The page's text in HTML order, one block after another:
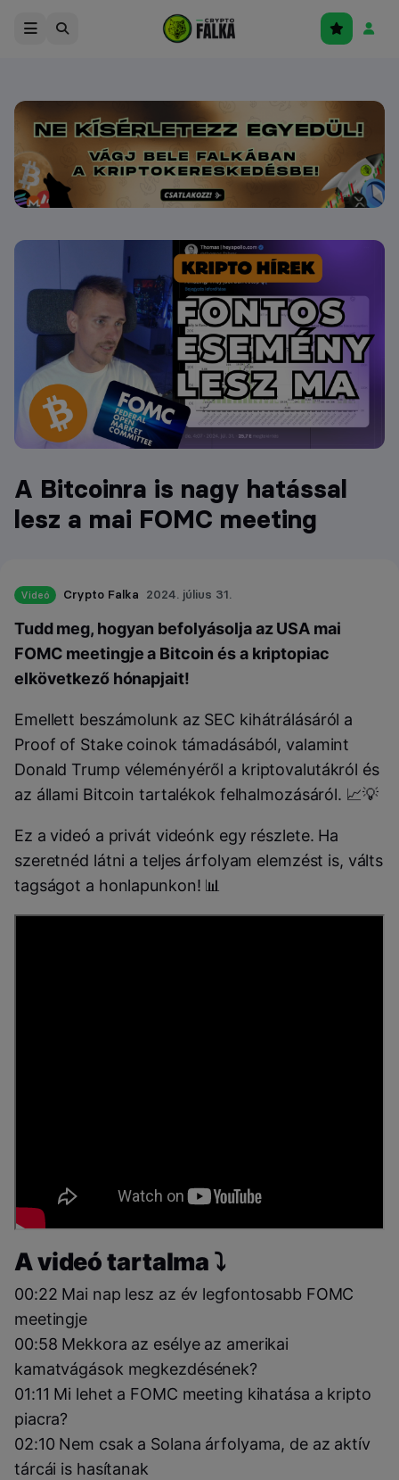
A Bitcoinra is nagy hatással
lesz a mai FOMC meeting
Videó Crypto Falka 2024. július 31.
Tudd meg, hogyan befolyásolja az USA mai
FOMC meetingje a Bitcoin és a kriptopiac
elkövetkező hónapjait!
Emellett beszámolunk az SEC kihátrálásáról a
Proof of Stake coinok támadásából, valamint
Donald Trump véleményéről a kriptovalutákról és
az állami Bitcoin tartalékok felhalmozásáról. 📈💡
Ez a videó a privát videónk egy részlete. Ha
szeretnéd látni a teljes árfolyam elemzést is, válts
tagságot a honlapunkon! 📊
A videó tartalma ⤵️
00:22 Mai nap lesz az év legfontosabb FOMC
meetingje
00:58 Mekkora az esélye az amerikai
kamatvágások megkezdésének?
01:11 Mi lehet a FOMC meeting kihatása a kripto
piacra?
02:10 Nem csak a Solana árfolyama, de az aktív
tárcái is hasítanak